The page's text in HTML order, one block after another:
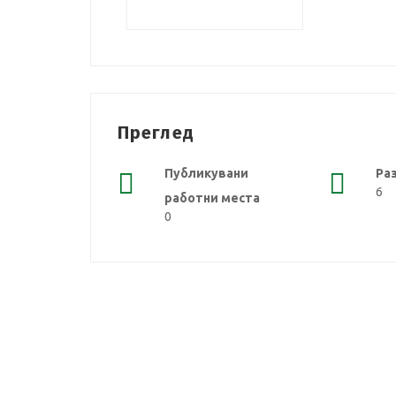
Преглед
Публикувани
работни места
0
6